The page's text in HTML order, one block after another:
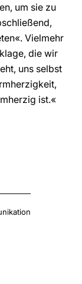
um sie zu
Vielmehr
die wir
uns selbst
ist.«